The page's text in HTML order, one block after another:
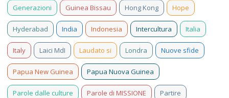
Generazioni Guinea Bissau Hong Kong Hope
Hyderabad India Indonesia Intercultura Italia
Italy Laici MdI Laudato si Londra Nuove sfide
Papua New Guinea Papua Nuova Guinea
Parole dalle culture Parole di MISSIONE Partire